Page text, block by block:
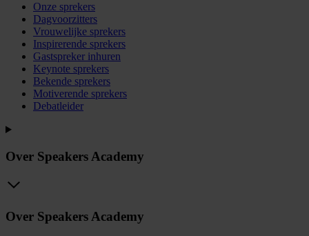
Onze sprekers
Dagvoorzitters
Vrouwelijke sprekers
Inspirerende sprekers
Gastspreker inhuren
Keynote sprekers
Bekende sprekers
Motiverende sprekers
Debatleider
Over Speakers Academy
Over Speakers Academy